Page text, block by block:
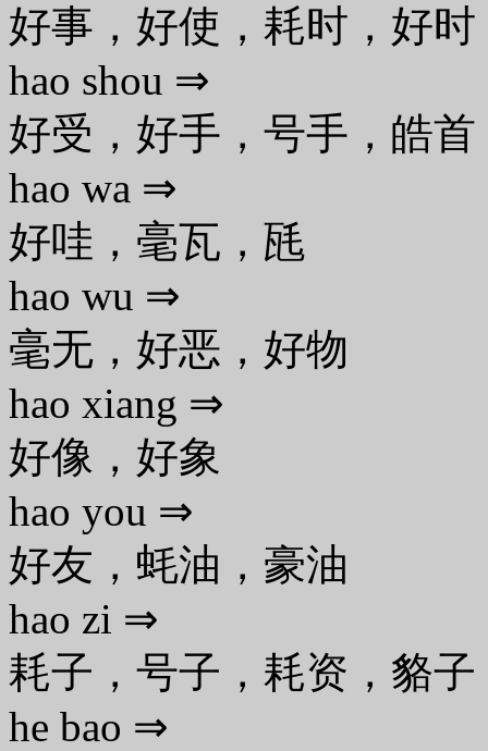
好事，好使，耗时，好时
hao shou ⇒
好受，好手，号手，皓首
hao wa ⇒
好哇，毫瓦，瓱
hao wu ⇒
毫无，好恶，好物
hao xiang ⇒
好像，好象
hao you ⇒
好友，蚝油，豪油
hao zi ⇒
耗子，号子，耗资，貉子
he bao ⇒